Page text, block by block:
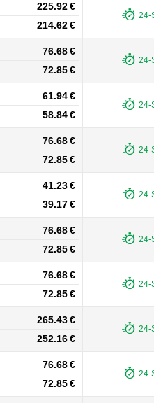
225.92 €
214.62 €
24-
76.68 €
72.85 €
24-
61.94 €
58.84 €
24-
76.68 €
72.85 €
24-
41.23 €
39.17 €
24-
76.68 €
72.85 €
24-
76.68 €
72.85 €
24-
265.43 €
252.16 €
24-
76.68 €
72.85 €
24-